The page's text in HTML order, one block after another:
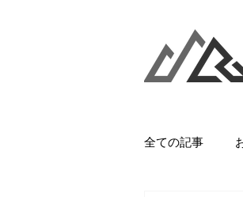
全ての記事